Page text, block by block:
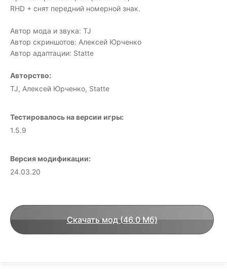
RHD + снят передний номерной знак.
Автор мода и звука: TJ
Автор скриншотов: Алексей Юрченко
Автор адаптации: Statte
Авторство:
TJ, Алексей Юрченко, Statte
Тестировалось на версии игры:
1.5.9
Версия модификации:
24.03.20
Скачать мод (46.0 Мб)